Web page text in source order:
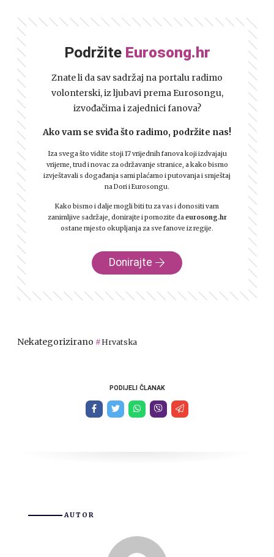
Podržite Eurosong.hr
Znate li da sav sadržaj na portalu radimo
volonterski, iz ljubavi prema Eurosongu,
izvođačima i zajednici fanova?
Ako vam se sviđa što radimo, podržite nas!
Iza svega što vidite stoji 17 vrijednih fanova koji izdvajaju
vrijeme, trud i novac za održavanje stranice, a kako bismo
izvještavali s događanja sami plaćamo i putovanja i smještaj
na Dori i Eurosongu.
Kako bismo i dalje mogli biti tu za vas i donositi vam
zanimljive sadržaje, donirajte i pomozite da eurosong.hr
ostane mjesto okupljanja za sve fanove iz regije.
Donirajte
Nekategorizirano Hrvatska
PODIJELI ČLANAK
AUTOR